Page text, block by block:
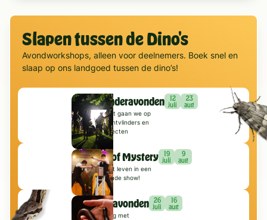
Slapen tussen de Dino's
Avondworkshops, alleen voor deelnemers. Boek snel en
slaap op ons landgoed tussen de dino’s!
Nachtvlinderavonden 12
juli
23
aug
Met een expert gaan we op
zoek naar nachtvlinders en
nachtelijke insecten
Brothers of Mystery 19
juli
9
aug
Magie komt tot leven in een
adembenemende show!
Reptielenavonden 26
juli
16
aug
Kom oog in oog met